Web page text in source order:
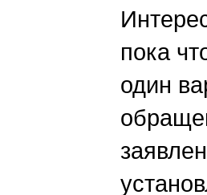
пока
один